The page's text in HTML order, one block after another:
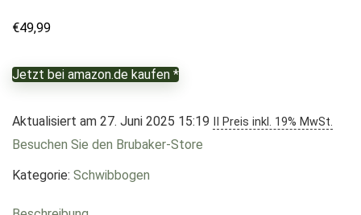
€49,99
Jetzt bei amazon.de kaufen *
Aktualisiert am 27. Juni 2025 15:19 II Preis inkl. 19% MwSt.
Besuchen Sie den Brubaker-Store
Kategorie: Schwibbogen